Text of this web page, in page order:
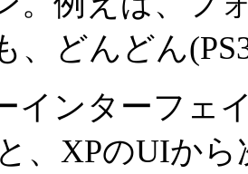
、どんどん
ンターフェ
、XPのUIか